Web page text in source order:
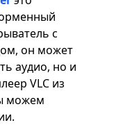
с
он может
аудио, но и
VLC из
можем